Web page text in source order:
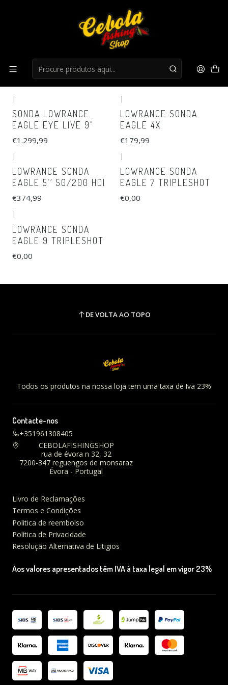
Sondas
Sondas
FILTROS
|
SONDA LOWRANCE
EAGLE EYE LIVE 9"
€1.299,99
|
LOWRANCE SONDA
EAGLE 4X
€179,99
|
LOWRANCE SONDA
EAGLE 5´´ 50/200 HDI
€374,99
|
LOWRANCE SONDA
EAGLE 7 TRIPLESHOT
€0,00
|
LOWRANCE SONDA
EAGLE 9 TRIPLESHOT
€0,00
DE VOLTA AO TOPO
Todos os produtos na nossa loja tem uma taxa de Iva 23%
Contacte-nos
+351961308405
CEBOLAFISHINGSHOP
rua de évora n 32, 32
7200-347 reguengos de monsaraz
Évora - Portugal
Livro de Reclamações
Termos e Condições
Politica de reembolso
Política de Privacidade
Resolução Alternativa de Litigios
Aos valores apresentados têm IVA à taxa legal em vigor 23%